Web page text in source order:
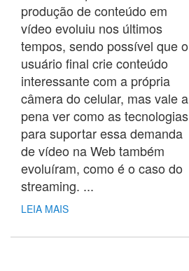
produção de conteúdo em
vídeo evoluiu nos últimos
tempos, sendo possível que o
usuário final crie conteúdo
interessante com a própria
câmera do celular, mas vale a
pena ver como as tecnologias
para suportar essa demanda
de vídeo na Web também
evoluíram, como é o caso do
streaming. ...
LEIA MAIS